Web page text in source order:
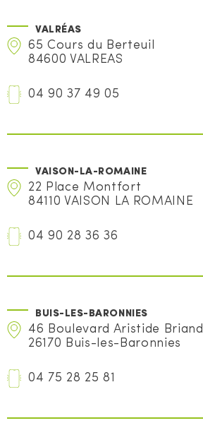
VALRÉAS
65 Cours du Berteuil
84600 VALREAS
04 90 37 49 05
VAISON-LA-ROMAINE
22 Place Montfort
84110 VAISON LA ROMAINE
04 90 28 36 36
BUIS-LES-BARONNIES
46 Boulevard Aristide Briand
26170 Buis-les-Baronnies
04 75 28 25 81